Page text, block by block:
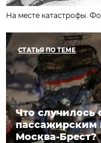
На месте катастрофы.
СТАТЬЯ ПО ТЕМЕ
Что случилось
пассажирским
Москва-Брест?